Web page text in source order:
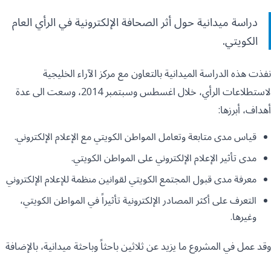
دراسة ميدانية حول أثر الصحافة الإلكترونية في الرأي العام
الكويتي.
نفذت هذه الدراسة الميدانية بالتعاون مع مركز الآراء الخليجية
لاستطلاعات الرأي، خلال اغسطس وسبتمبر 2014، وسعت الى عدة
أهداف، أبرزها:
قياس مدى متابعة وتعامل المواطن الكويتي مع الإعلام الإلكتروني.
مدى تأثير الإعلام الإلكتروني على المواطن الكويتي.
معرفة مدى قبول المجتمع الكويتي لقوانين منظمة للإعلام الإلكتروني
التعرف على أكثر المصادر الإلكترونية تأثيراً في المواطن الكويتي،
وغيرها.
وقد عمل في المشروع ما يزيد عن ثلاثين باحثاً وباحثة ميدانية، بالإضافة